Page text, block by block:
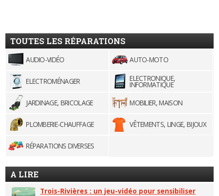
TOUTES LES RÉPARATIONS
AUDIO-VIDÉO AUTO-MOTO
ELECTROMÉNAGER ELECTRONIQUE,
INFORMATIQUE
JARDINAGE, BRICOLAGE
MOBILIER, MAISON
PLOMBERIE-CHAUFFAGE VÊTEMENTS, LINGE, BIJOUX
RÉPARATIONS DIVERSES
A LIRE
Trois-Rivières : un jeu-vidéo pour sensibiliser